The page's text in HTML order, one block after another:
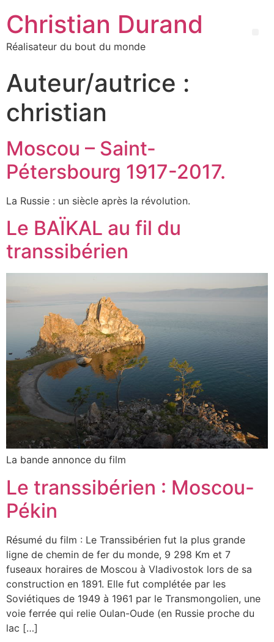
Christian Durand
Réalisateur du bout du monde
Auteur/autrice :
christian
Moscou – Saint-
Pétersbourg 1917-2017.
La Russie : un siècle après la révolution.
Le BAÏKAL au fil du
transsibérien
La bande annonce du film
Le transsibérien : Moscou-
Pékin
Résumé du film : Le Transsibérien fut la plus grande
ligne de chemin de fer du monde, 9 298 Km et 7
fuseaux horaires de Moscou à Vladivostok lors de sa
construction en 1891. Elle fut complétée par les
Soviétiques de 1949 à 1961 par le Transmongolien, une
voie ferrée qui relie Oulan-Oude (en Russie proche du
lac […]